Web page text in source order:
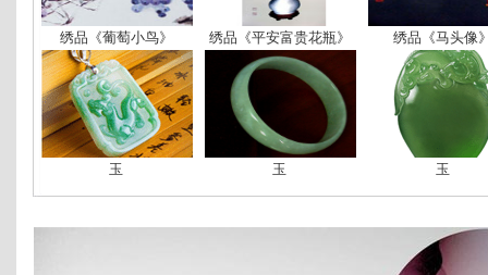
绣品《葡萄小鸟》 绣品《平安富贵花瓶》 绣品《马头像
玉 玉 玉